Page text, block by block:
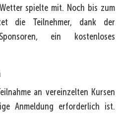
spielte mit. Noch bis zum
die Teilnehmer, dank der
ein kostenloses
an vereinzelten Kursen
Anmeldung erforderlich ist.